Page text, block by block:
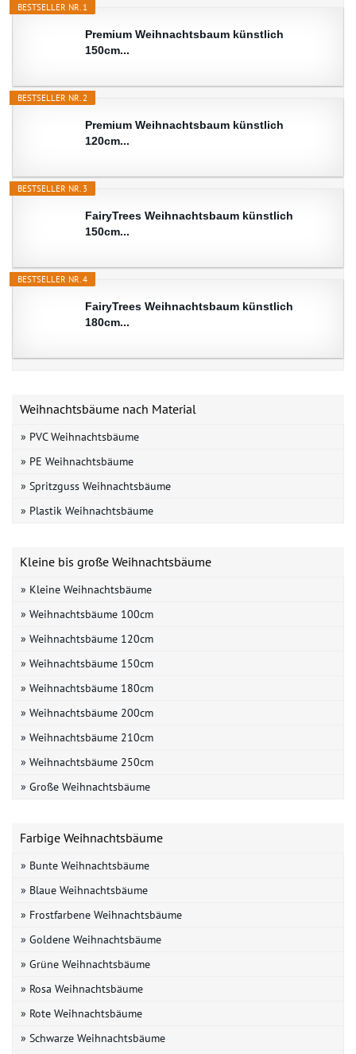
BESTSELLER NR. 1
Premium Weihnachtsbaum künstlich
150cm...
BESTSELLER NR. 2
Premium Weihnachtsbaum künstlich
120cm...
BESTSELLER NR. 3
FairyTrees Weihnachtsbaum künstlich
150cm...
BESTSELLER NR. 4
FairyTrees Weihnachtsbaum künstlich
180cm...
Weihnachtsbäume nach Material
» PVC Weihnachtsbäume
» PE Weihnachtsbäume
» Spritzguss Weihnachtsbäume
» Plastik Weihnachtsbäume
Kleine bis große Weihnachtsbäume
» Kleine Weihnachtsbäume
» Weihnachtsbäume 100cm
» Weihnachtsbäume 120cm
» Weihnachtsbäume 150cm
» Weihnachtsbäume 180cm
» Weihnachtsbäume 200cm
» Weihnachtsbäume 210cm
» Weihnachtsbäume 250cm
» Große Weihnachtsbäume
Farbige Weihnachtsbäume
» Bunte Weihnachtsbäume
» Blaue Weihnachtsbäume
» Frostfarbene Weihnachtsbäume
» Goldene Weihnachtsbäume
» Grüne Weihnachtsbäume
» Rosa Weihnachtsbäume
» Rote Weihnachtsbäume
» Schwarze Weihnachtsbäume